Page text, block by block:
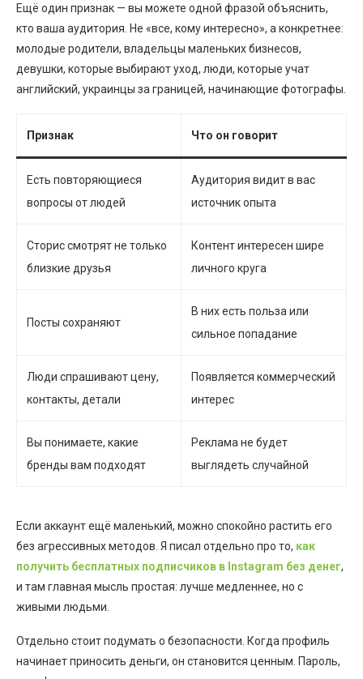
Ещё один признак — вы можете одной фразой объяснить,
кто ваша аудитория. Не «все, кому интересно», а конкретнее:
молодые родители, владельцы маленьких бизнесов,
девушки, которые выбирают уход, люди, которые учат
английский, украинцы за границей, начинающие фотографы.
Признак Что он говорит
Есть повторяющиеся
вопросы от людей
Аудитория видит в вас
источник опыта
Сторис смотрят не только
близкие друзья
Контент интересен шире
личного круга
Посты сохраняют
В них есть польза или
сильное попадание
Люди спрашивают цену,
контакты, детали
Появляется коммерческий
интерес
Вы понимаете, какие
бренды вам подходят
Реклама не будет
выглядеть случайной
Если аккаунт ещё маленький, можно спокойно растить его
без агрессивных методов. Я писал отдельно про то, как
получить бесплатных подписчиков в Instagram без денег,
и там главная мысль простая: лучше медленнее, но с
живыми людьми.
Отдельно стоит подумать о безопасности. Когда профиль
начинает приносить деньги, он становится ценным. Пароль,